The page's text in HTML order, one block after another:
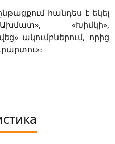
հանդես է եկել
«Խիմկի»,
ակումբներում, որից